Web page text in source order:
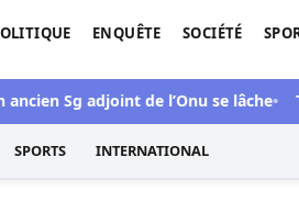
du Conseil
Juillet 2025